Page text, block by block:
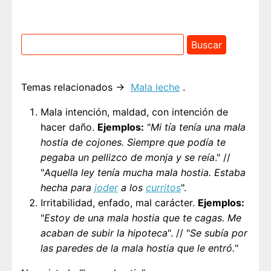
Temas relacionados → Mala leche .
Mala intención, maldad, con intención de
hacer daño. Ejemplos: "Mi tía tenía una mala
hostia de cojones. Siempre que podía te
pegaba un pellizco de monja y se reía." //
"Aquella ley tenía mucha mala hostia. Estaba
hecha para jodera los curritos".
Irritabilidad, enfado, mal carácter. Ejemplos:
"Estoy de una mala hostia que te cagas. Me
acaban de subir la hipoteca". // "Se subía por
las paredes de la mala hostia que le entró."